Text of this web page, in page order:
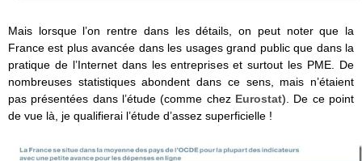
Mais lorsque l’on rentre dans les détails, on peut noter que la
France est plus avancée dans les usages grand public que dans la
pratique de l’Internet dans les entreprises et surtout les PME. De
nombreuses statistiques abondent dans ce sens, mais n’étaient
pas présentées dans l’étude (comme chez Eurostat). De ce point
de vue là, je qualifierai l’étude d’assez superficielle !